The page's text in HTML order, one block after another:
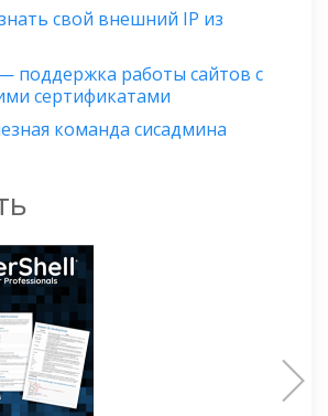
свой внешний IP из
поддержка работы сайтов с
сертификатами
команда сисадмина